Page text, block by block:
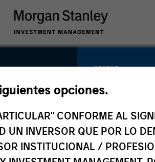
opciones.
CONFORME AL
UN INVERSOR QUE POR LO
INSTITUCIONAL /
SECTOR